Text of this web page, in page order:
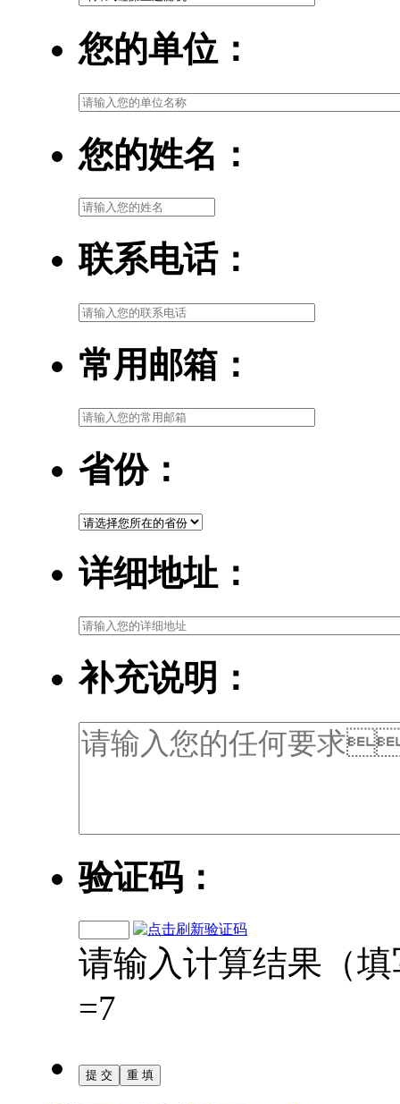
您的单位：
您的姓名：
联系电话：
常用邮箱：
省份：
详细地址：
补充说明：
验证码：
请输入计算结果（填写
=7